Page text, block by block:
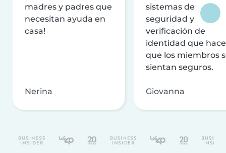
madres y padres que
necesitan ayuda en
casa!
Nerina
sistemas de
seguridad y
verificación de
identidad que
que los miembros
sientan seguros.
Giovanna